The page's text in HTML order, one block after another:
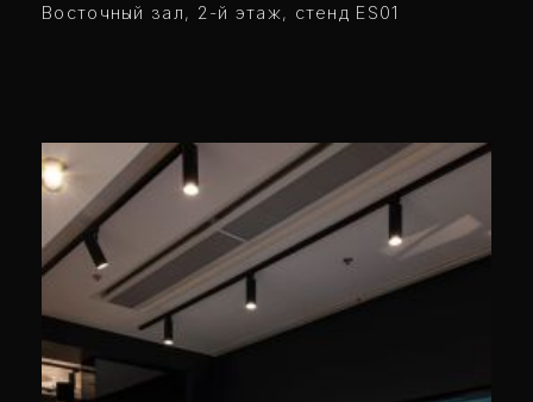
Восточный зал, 2-й этаж, стенд ES01